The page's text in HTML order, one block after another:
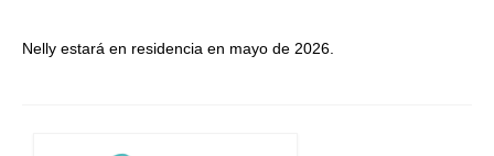
Nelly estará en residencia en mayo de 2026.